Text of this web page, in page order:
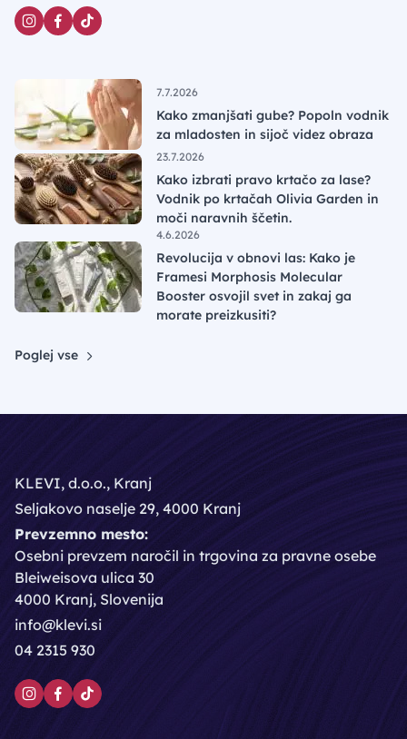
7.7.2026
Kako zmanjšati gube? Popoln vodnik
za mladosten in sijoč videz obraza
23.7.2026
Kako izbrati pravo krtačo za lase?
Vodnik po krtačah Olivia Garden in
moči naravnih ščetin.
4.6.2026
Revolucija v obnovi las: Kako je
Framesi Morphosis Molecular
Booster osvojil svet in zakaj ga
morate preizkusiti?
Poglej vse
KLEVI, d.o.o., Kranj
Seljakovo naselje 29, 4000 Kranj
Prevzemno mesto:
Osebni prevzem naročil in trgovina za pravne osebe
Bleiweisova ulica 30
4000 Kranj, Slovenija
info@klevi.si
04 2315 930